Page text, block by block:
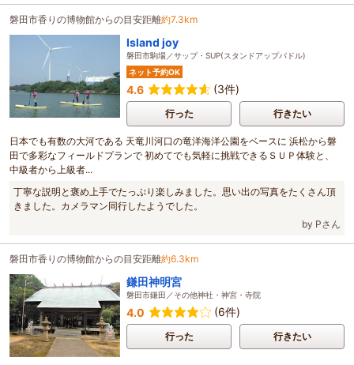
磐田市香りの博物館からの目安距離約7.3km
Island joy
磐田市駒場／サップ・SUP(スタンドアップパドル)
ネット予約OK
4.6 (3件)
行った 行きたい
日本でも有数の大河である 天竜川河口の竜洋海洋公園をベースに 浜松から磐
田で多彩なフィールドプランで 初めてでも気軽に挑戦できるＳＵＰ体験と、
中級者から上級者...
丁寧な説明と褒め上手でたっぷり楽しみました。思い出の写真をたくさん頂
きました。カメラマン同行したようでした。
by Pさん
磐田市香りの博物館からの目安距離約6.3km
鎌田神明宮
磐田市鎌田／その他神社・神宮・寺院
4.0 (6件)
行った 行きたい